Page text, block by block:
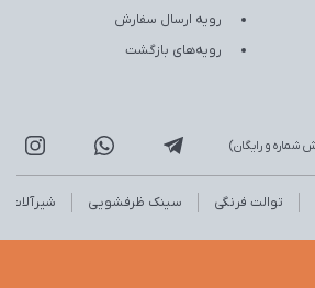
رویه ارسال سفارش
رویه‌های بازگشت
توالت فرنگی سینک ظرفشویی شیرآلات